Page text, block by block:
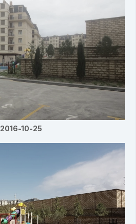
2016-10-25